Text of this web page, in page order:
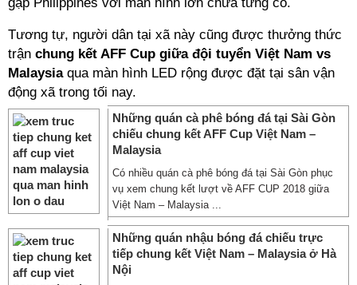
Tương tự, người dân tại xã này cũng được thưởng thức
trận chung kết AFF Cup giữa đội tuyển Việt Nam vs
Malaysia qua màn hình LED rộng được đặt tại sân vận
động xã trong tối nay.
Những quán cà phê bóng đá tại Sài Gòn
chiếu chung kết AFF Cup Việt Nam –
Malaysia
Có nhiều quán cà phê bóng đá tại Sài Gòn phục
vụ xem chung kết lượt về AFF CUP 2018 giữa
Việt Nam – Malaysia ...
Những quán nhậu bóng đá chiếu trực
tiếp chung kết Việt Nam – Malaysia ở Hà
Nội